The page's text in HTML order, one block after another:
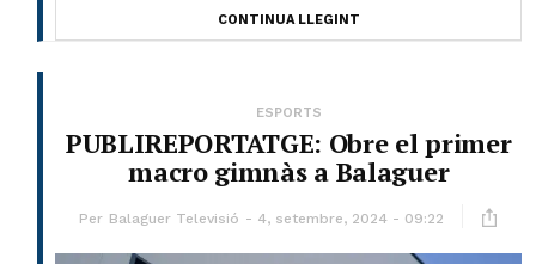
CONTINUA LLEGINT
ESPORTS
PUBLIREPORTATGE: Obre el primer
macro gimnàs a Balaguer
Per Balaguer Televisió 4, setembre, 2024 - 09:22